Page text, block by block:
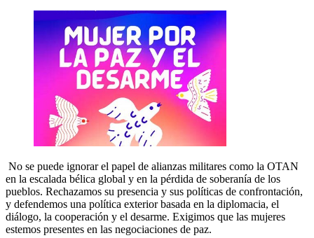
No se puede ignorar el papel de alianzas militares como la OTAN
en la escalada bélica global y en la pérdida de soberanía de los
pueblos. Rechazamos su presencia y sus políticas de confrontación,
y defendemos una política exterior basada en la diplomacia, el
diálogo, la cooperación y el desarme. Exigimos que las mujeres
estemos presentes en las negociaciones de paz.